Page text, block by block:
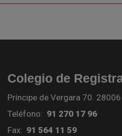
Colegio de
Príncipe de Vergara 70.
Teléfono: 91 270 17 96
Fax: 91 564 11 59